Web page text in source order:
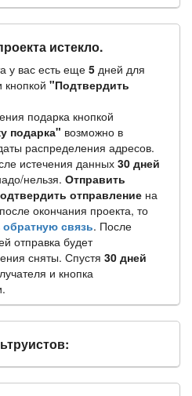
истекло.
у вас есть еще 5 дней для
кнопкой "Подтвердить
подарка кнопкой
подарка" возможно в
распределения адресов.
истечения данных30 дней
нельзя. Отправить
отправление на
окончания проекта, то
обратную связь. После
отправка будет
сняты. Спустя 30 дней
и кнопка